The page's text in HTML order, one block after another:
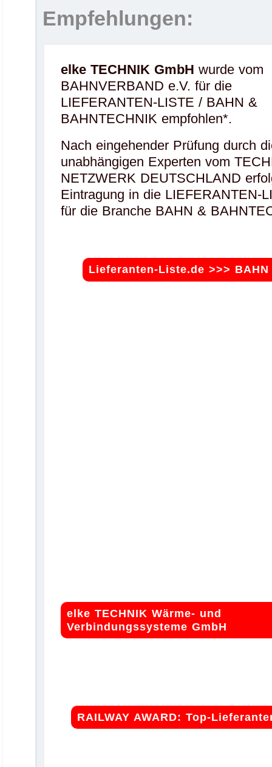
Empfehlungen:
elke TECHNIK GmbH wurde vom
BAHNVERBAND e.V. für die
LIEFERANTEN-LISTE / BAHN &
BAHNTECHNIK empfohlen*.
Nach eingehender Prüfung durch
unabhängigen Experten vom
NETZWERK DEUTSCHLAND
Eintragung in die LIEFERANTEN-
für die Branche BAHN &
Lieferanten-Liste.de >>> BAHN
elke TECHNIK Wärme- und
Verbindungssysteme GmbH
RAILWAY AWARD: Top-